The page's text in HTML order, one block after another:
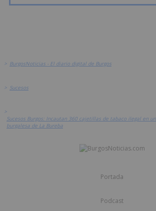
> BurgosNoticias - El diario digital de Burgos
> Sucesos
>
Sucesos Burgos: Incautan 360 cajetillas de tabaco ilegal en
burgalesa de La Bureba
Portada
Podcast